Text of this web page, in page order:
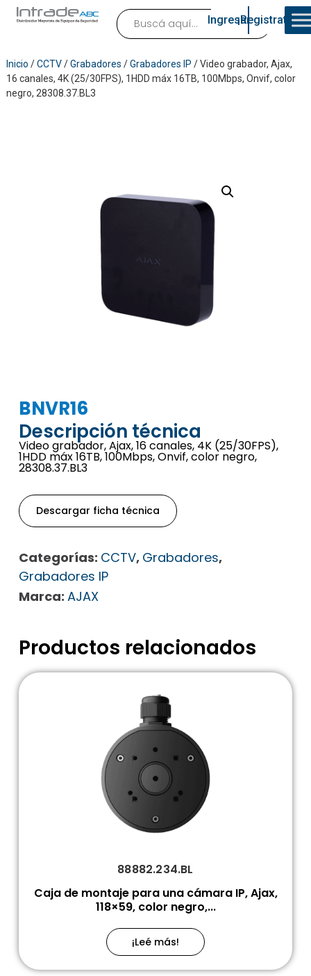
Ingresar¡Registrate!
Inicio /CCTV/Grabadores /Grabadores IP / Video grabador, Ajax,
16 canales, 4K (25/30FPS), 1HDD máx 16TB, 100Mbps, Onvif, color
negro, 28308.37.BL3
BNVR16
Descripción técnica
Video grabador, Ajax, 16 canales, 4K (25/30FPS),
1HDD máx 16TB, 100Mbps, Onvif, color negro,
28308.37.BL3
Descargar ficha técnica
Categorías: CCTV, Grabadores,
Grabadores IP
Marca: AJAX
Productos relacionados
88882.234.BL
Caja de montaje para una cámara IP, Ajax,
118×59, color negro,...
¡Leé más!